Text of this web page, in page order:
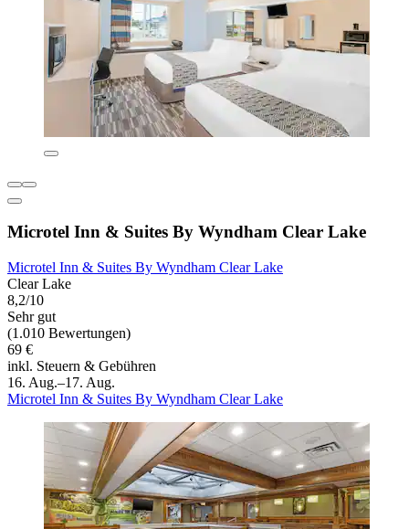
Microtel Inn & Suites By Wyndham Clear Lake
Microtel Inn & Suites By Wyndham Clear Lake
Clear Lake
8,2/10
Sehr gut
(1.010 Bewertungen)
69 €
inkl. Steuern & Gebühren
16. Aug.–17. Aug.
Microtel Inn & Suites By Wyndham Clear Lake